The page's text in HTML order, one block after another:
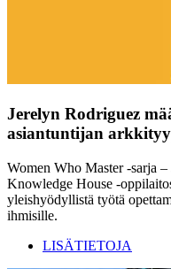
Jerelyn Rodriguez
asiantuntijan
Women Who Master -sarja
Knowledge House -
yleishyödyllistä työtä
ihmisille.
LISÄTIETOJA